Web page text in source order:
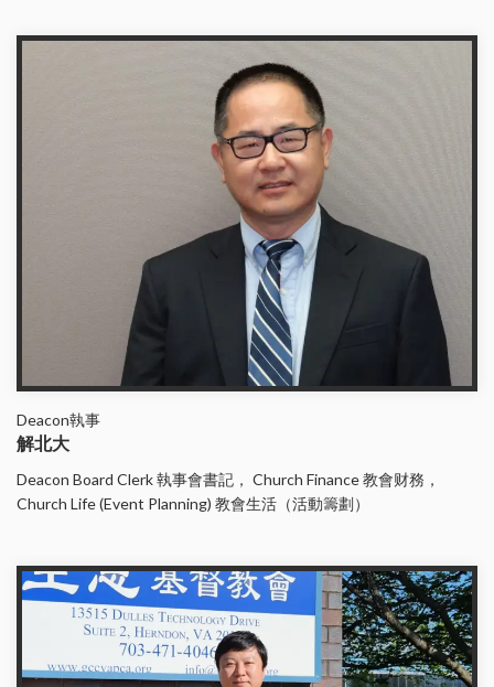
Deacon執事
解北大
Deacon Board Clerk 執事會書記， Church Finance 教會财務，
Church Life (Event Planning) 教會生活（活動籌劃）